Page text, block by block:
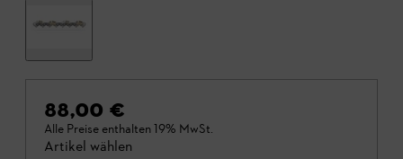
88,00 €
Alle Preise enthalten 19% MwSt.
Artikel wählen